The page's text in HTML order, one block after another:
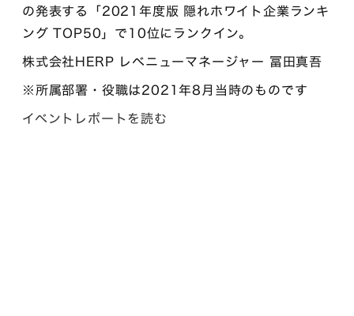
の発表する「2021年度版 隠れホワイト企業ランキ
ング TOP50」で10位にランクイン。
株式会社HERP レベニューマネージャー 冨田真吾
※所属部署・役職は2021年8月当時のものです
イベントレポートを読む